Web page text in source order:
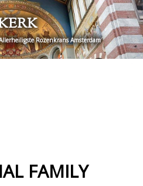
Rozenkrans Amsterdam
FAMILY